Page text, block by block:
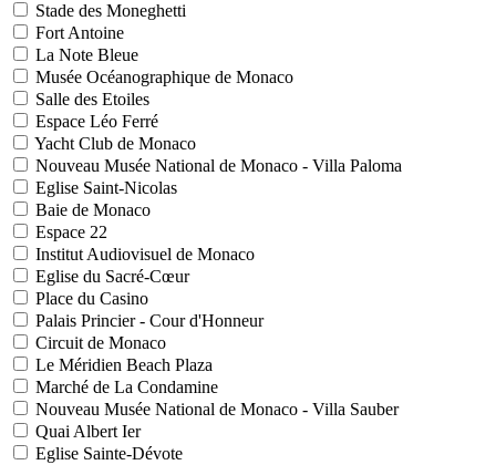
Stade des Moneghetti
Fort Antoine
La Note Bleue
Musée Océanographique de Monaco
Salle des Etoiles
Espace Léo Ferré
Yacht Club de Monaco
Nouveau Musée National de Monaco - Villa Paloma
Eglise Saint-Nicolas
Baie de Monaco
Espace 22
Institut Audiovisuel de Monaco
Eglise du Sacré-Cœur
Place du Casino
Palais Princier - Cour d'Honneur
Circuit de Monaco
Le Méridien Beach Plaza
Marché de La Condamine
Nouveau Musée National de Monaco - Villa Sauber
Quai Albert Ier
Eglise Sainte-Dévote